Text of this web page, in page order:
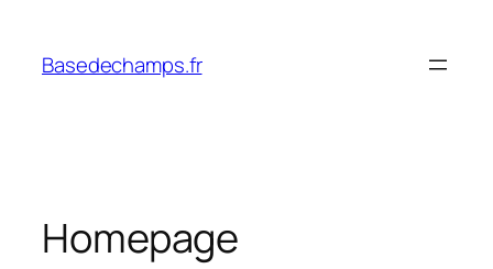
content
Basedechamps.fr
Homepage